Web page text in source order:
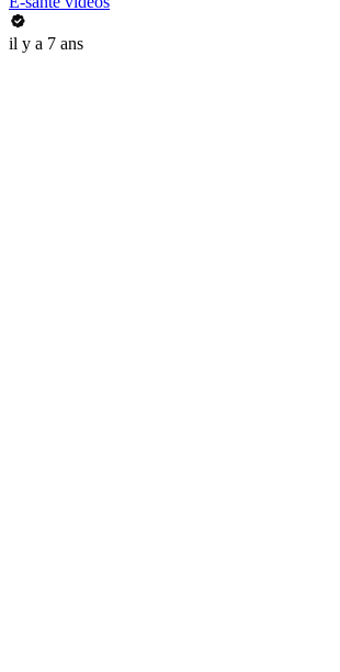
il y a 7 ans